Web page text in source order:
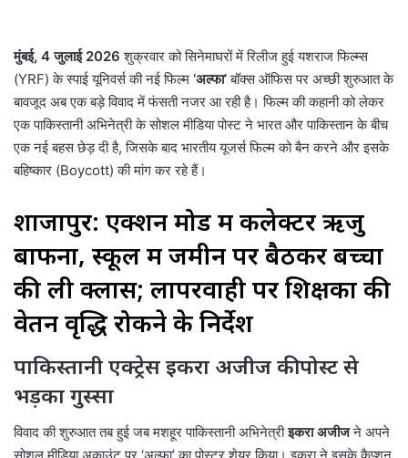
मुंबई, 4 जुलाई 2026 शुक्रवार को सिनेमाघरों में रिलीज हुई यशराज फिल्म्स
(YRF) के स्पाई यूनिवर्स की नई फिल्म ‘अल्फा’बॉक्स ऑफिस पर अच्छी शुरुआत के
बावजूद अब एक बड़े विवाद में फंसती नजर आ रही है। फिल्म की कहानी को लेकर
एक पाकिस्तानी अभिनेत्री के सोशल मीडिया पोस्ट ने भारत और पाकिस्तान के बीच
एक नई बहस छेड़ दी है, जिसके बाद भारतीय यूजर्स फिल्म को बैन करने और इसके
बहिष्कार (Boycott) की मांग कर रहे हैं।
शाजापुर: एक्शन मोड में कलेक्टर ऋजु
बाफना, स्कूल में जमीन पर बैठकर बच्चों
की ली क्लास; लापरवाही पर शिक्षकों की
वेतन वृद्धि रोकने के निर्देश
पाकिस्तानी एक्ट्रेस इकरा अजीज की पोस्ट से
भड़का गुस्सा
विवाद की शुरुआत तब हुई जब मशहूर पाकिस्तानी अभिनेत्रीइकरा अजीजने अपने
सोशल मीडिया अकाउंट पर ‘अल्फा’ का पोस्टर शेयर किया। इकरा ने इसके कैप्शन